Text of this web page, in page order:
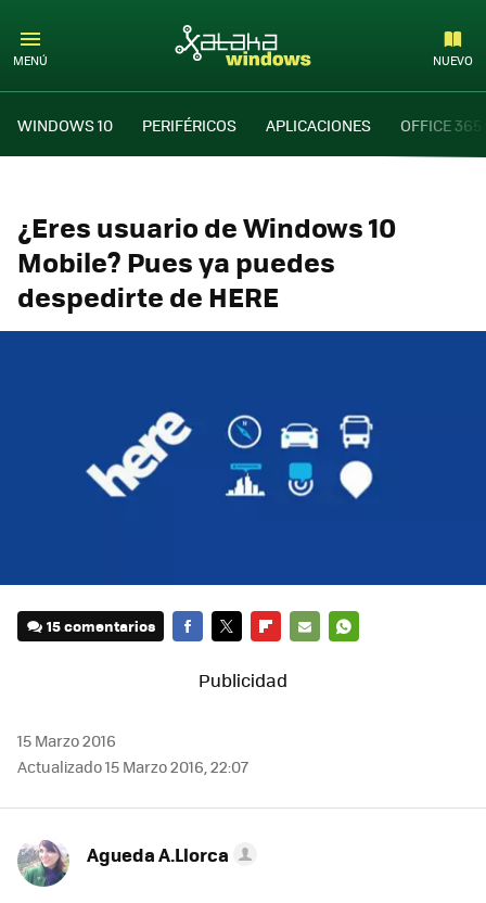
MENÚ NUEVO
WINDOWS 10 PERIFÉRICOS APLICACIONES OFFICE 365
¿Eres usuario de Windows 10
Mobile? Pues ya puedes
despedirte de HERE
15 comentarios
15 Marzo 2016
Actualizado 15 Marzo 2016, 22:07
Agueda A.Llorca